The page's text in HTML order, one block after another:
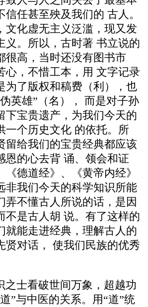
信任甚至殃及我们的 古人。
文化虚无主义泛滥，现又发
义。所以，古时著 书立说的
很高，当时还没有图书市
心，不惜工本，用 文字记录
为了版权和稿费（利），也
英雄”（名）， 而是对子孙
下宝贵遗产，为我们今天的
一个历史文化 的依托。所
留给我们的宝贵经典都应该
恩的心去背 诵、领会和证
《德道经》、《黄帝内经》
非我们今天的科学知识所能
弄不懂古人所说的话，是因
不是古人胡 说。有了这样的
就能走进经典，理解古人的
贤对话， 使我们民族的优秀
之士看破世间万象，超越功
”与中医的关系。用“道”统